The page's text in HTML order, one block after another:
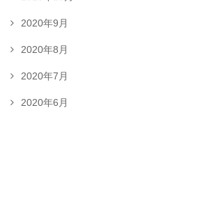
2020年9月
2020年8月
2020年7月
2020年6月